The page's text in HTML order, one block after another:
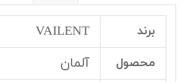
برند VAILENT
محصول آلمان